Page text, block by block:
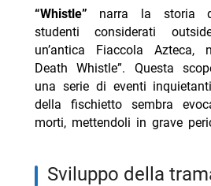
“Whistle” narra la storia
studenti considerati
un’antica Fiaccola Azteca,
Death Whistle”. Questa
una serie di eventi
della fischietto sembra
morti, mettendoli in grave
Sviluppo della